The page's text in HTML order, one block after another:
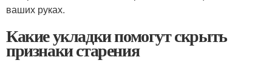
ваших руках.
Какие укладки помогут скрыть
признаки старения